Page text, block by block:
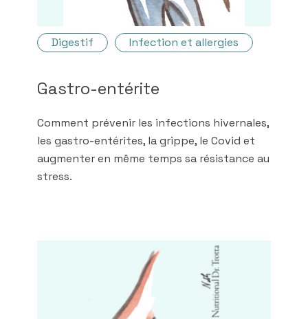
Digestif Infection et allergies
Gastro-entérite
Comment prévenir les infections hivernales,
les gastro-entérites, la grippe, le Covid et
augmenter en même temps sa résistance au
stress.